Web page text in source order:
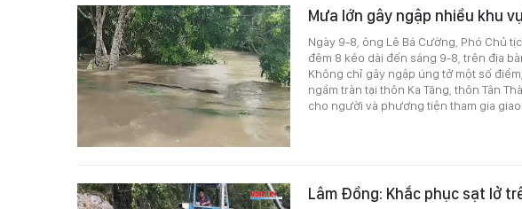
Mưa lớn gây ngập nhiều khu
Ngày 9-8, ông Lê Bá Cường, Phó Chủ
đêm 8 kéo dài đến sáng 9-8, trên địa
Không chỉ gây ngập úng tở một số
ngầm tràn tại thôn Ka Tăng, thôn Tân
cho người và phương tiện tham gia giao
Lâm Đồng: Khắc phục sạt lở